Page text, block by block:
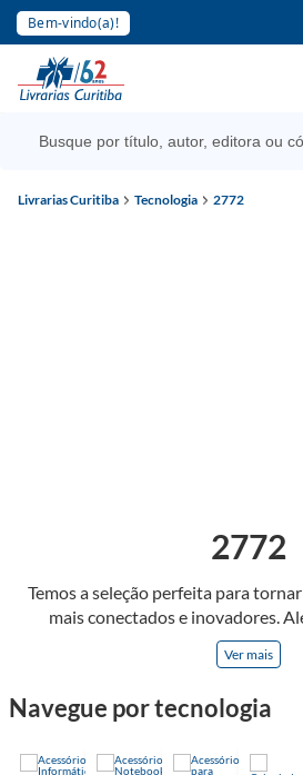
Bem-vindo(a)!
Livrarias Curitiba Tecnologia 2772
Temos a seleção perfeita para
mais conectados e inovadores.
eletrônicos, oferecemos uma
projetados para otimizar a
e mouses de alta precisão, que são
Convidamos você a explorar nossa
Ver mais
2772
Navegue por tecnologia